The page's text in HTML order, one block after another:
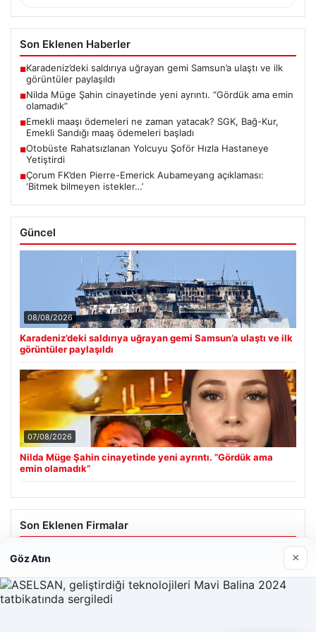
Son Eklenen Haberler
■Karadeniz’deki saldırıya uğrayan gemi Samsun’a ulaştı ve ilk
görüntüler paylaşıldı
■Nilda Müge Şahin cinayetinde yeni ayrıntı. “Gördük ama emin
olamadık”
■Emekli maaşı ödemeleri ne zaman yatacak? SGK, Bağ-Kur,
Emekli Sandığı maaş ödemeleri başladı
■Otobüste Rahatsızlanan Yolcuyu Şoför Hızla Hastaneye
Yetiştirdi
■Çorum FK’den Pierre-Emerick Aubameyang açıklaması:
‘Bitmek bilmeyen istekler…’
Güncel
08/08/2026
Karadeniz’deki saldırıya uğrayan gemi Samsun’a ulaştı ve ilk
görüntüler paylaşıldı
07/08/2026
Nilda Müge Şahin cinayetinde yeni ayrıntı. “Gördük ama
emin olamadık”
Son Eklenen Firmalar
Enes Kaplan Avukatlık Bürosu
28/04/2026
Göz Atın ×